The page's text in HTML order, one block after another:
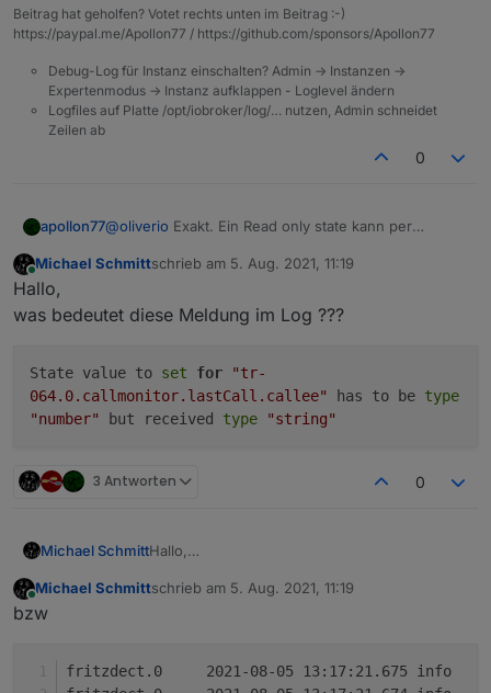
soll.
readonly (warum auch immer) erstellt, dann muss man
den ebenfalls mit ack=true beschreiben, da es
Beitrag hat geholfen? Votet rechts unten im Beitrag :-)
https://paypal.me/Apollon77 / https://github.com/sponsors/Apollon77
Debug-Log für Instanz einschalten? Admin -> Instanzen ->
Expertenmodus -> Instanz aufklappen - Loglevel ändern
Logfiles auf Platte /opt/iobroker/log/… nutzen, Admin schneidet
Zeilen ab
0
apollon77@oliverio Exakt. Ein Read only state kann per
Wert bereitstellt :-) Daher die Meldung.
Online
Michael Schmittschrieb am 5. Aug. 2021, 11:19
zuletzt editiert von
Hallo,
was bedeutet diese Meldung im Log ???
State value to set for
"tr-
064.0.callmonitor.lastCall.callee"
has to be type
"number"
but received type "string"
3 Antworten 0
Michael SchmittHallo,
Michael Schmittschrieb am 5. Aug. 2021, 11:19
zuletzt editiert von
bzw